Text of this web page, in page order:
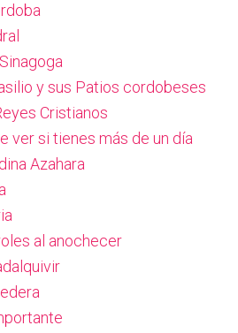
y sus Patios cordobeses
Cristianos
ver si tienes más de un día
Azahara
al anochecer